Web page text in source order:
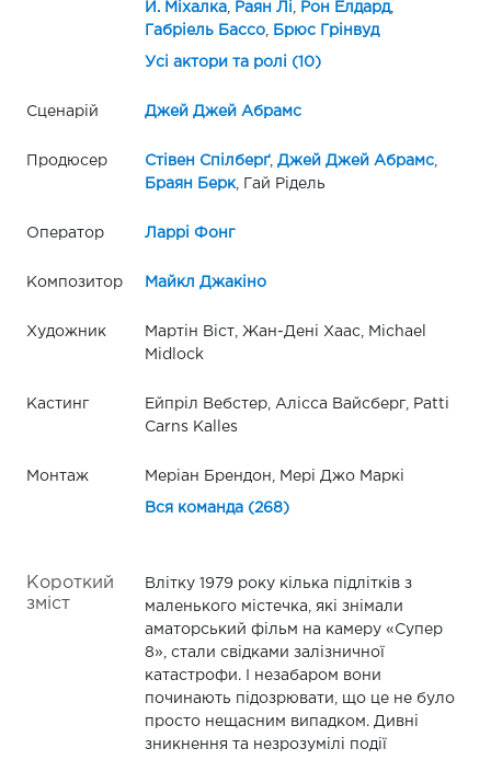
Й. Міхалка, Раян Лі Рон Елдард,
Габріель Бассо, Брюс Грінвуд
Усі актори та ролі (10)
Сценарій Джей Джей Абрамс
Продюсер Стівен Спілберґ, Джей Джей Абрамс,
Браян Берк, Гай Рідель
Оператор Ларрі Фонг
Композитор Майкл Джакіно
Художник
Мартін Віст, Жан-Дені Хаас, Michael
Midlock
Кастинг
Ейпріл Вебстер, Алісса Вайсберг, Patti
Carns Kalles
Монтаж Меріан Брендон, Мері Джо Маркі
Вся команда (268)
Короткий
зміст
Влітку 1979 року кілька підлітків з
маленького містечка, які знімали
аматорський фільм на камеру «Супер
8», стали свідками залізничної
катастрофи. І незабаром вони
починають підозрювати, що це не було
просто нещасним випадком. Дивні
зникнення та незрозумілі події